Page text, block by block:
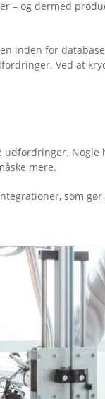
– og dermed
inden for
Ved at
mere.
som